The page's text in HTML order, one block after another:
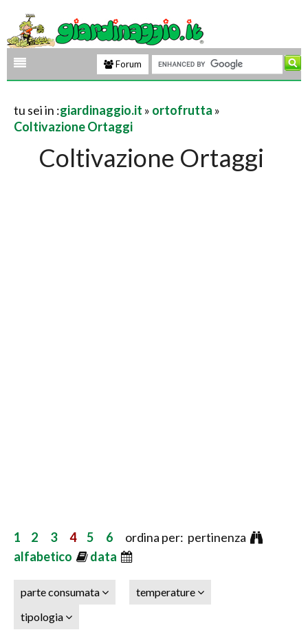
Forum
tu sei in :giardinaggio.it » ortofrutta »
Coltivazione Ortaggi
Coltivazione Ortaggi
1 2 3 4 5 6 ordina per: pertinenza
alfabetico
data
parte consumata
temperature
tipologia